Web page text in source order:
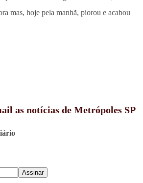
mas, hoje pela manhã, piorou e acabou
as notícias de Metrópoles SP
Assinar